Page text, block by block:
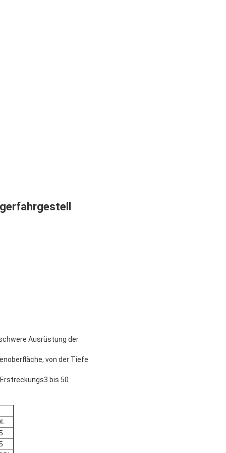
Ausrüstung der
von der Tiefe
bis 50